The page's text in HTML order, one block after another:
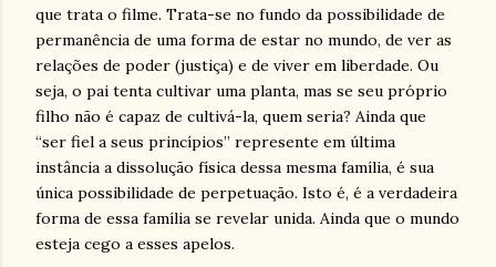
que trata o filme. Trata-se no fundo da possibilidade de
permanência de uma forma de estar no mundo, de ver as
relações de poder (justiça) e de viver em liberdade. Ou
seja, o pai tenta cultivar uma planta, mas se seu próprio
filho não é capaz de cultivá-la, quem seria? Ainda que
“ser fiel a seus princípios” represente em última
instância a dissolução física dessa mesma família, é sua
única possibilidade de perpetuação. Isto é, é a verdadeira
forma de essa família se revelar unida. Ainda que o mundo
esteja cego a esses apelos.